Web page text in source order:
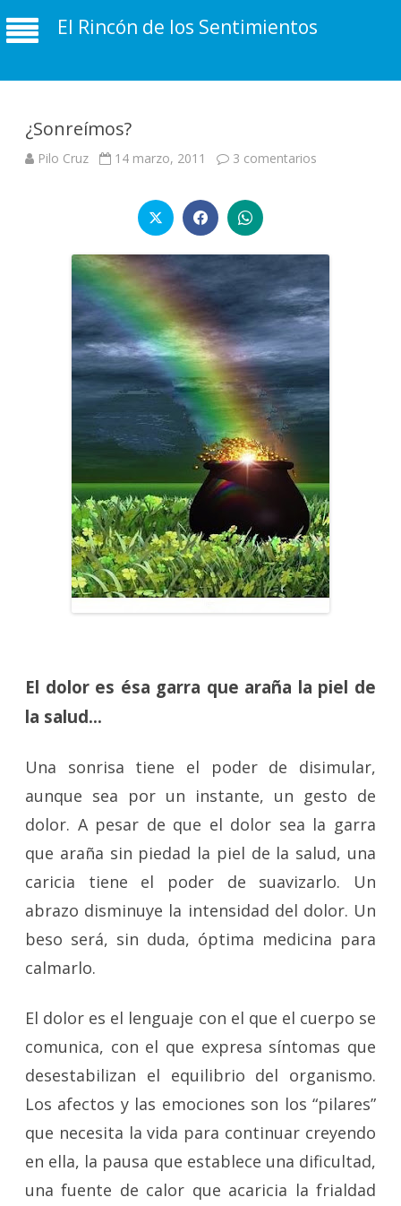
El Rincón de los Sentimientos
¿Sonreímos?
Pilo Cruz 14 marzo, 2011 3 comentarios
El dolor es ésa garra que araña la piel de
la salud…
Una sonrisa tiene el poder de disimular,
aunque sea por un instante, un gesto de
dolor. A pesar de que el dolor sea la garra
que araña sin piedad la piel de la salud, una
caricia tiene el poder de suavizarlo. Un
abrazo disminuye la intensidad del dolor. Un
beso será, sin duda, óptima medicina para
calmarlo.
El dolor es el lenguaje con el que el cuerpo se
comunica, con el que expresa síntomas que
desestabilizan el equilibrio del organismo.
Los afectos y las emociones son los “pilares”
que necesita la vida para continuar creyendo
en ella, la pausa que establece una dificultad,
una fuente de calor que acaricia la frialdad